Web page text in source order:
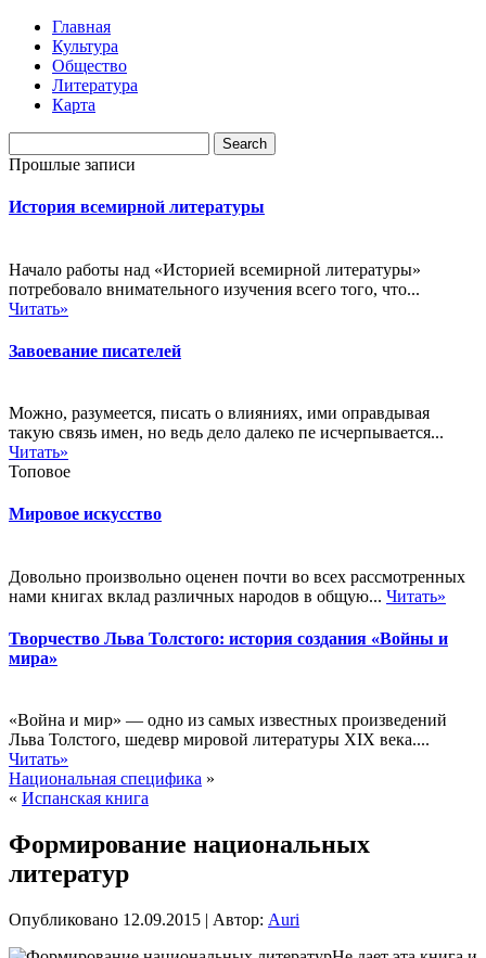
Главная
Культура
Общество
Литература
Карта
Прошлые записи
История всемирной литературы
Начало работы над «Историей всемирной литературы»
потребовало внимательного изучения всего того, что...
Читать»
Завоевание писателей
Можно, разумеется, писать о влияниях, ими оправдывая
такую связь имен, но ведь дело далеко пе исчерпывается...
Читать»
Топовое
Мировое искусство
Довольно произвольно оценен почти во всех рассмотренных
нами книгах вклад различных народов в общую... Читать»
Творчество Льва Толстого: история создания «Войны и
мира»
«Война и мир» — одно из самых известных произведений
Льва Толстого, шедевр мировой литературы XIX века....
Читать»
Национальная специфика »
« Испанская книга
Формирование национальных
литератур
Опубликовано 12.09.2015 | Автор: Auri